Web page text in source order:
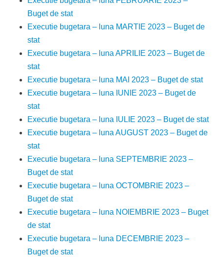
Buget de stat
Executie bugetara – luna MARTIE 2023 – Buget de
stat
Executie bugetara – luna APRILIE 2023 – Buget de
stat
Executie bugetara – luna MAI 2023 – Buget de stat
Executie bugetara – luna IUNIE 2023 – Buget de
stat
Executie bugetara – luna IULIE 2023 – Buget de stat
Executie bugetara – luna AUGUST 2023 – Buget de
stat
Executie bugetara – luna SEPTEMBRIE 2023 –
Buget de stat
Executie bugetara – luna OCTOMBRIE 2023 –
Buget de stat
Executie bugetara – luna NOIEMBRIE 2023 – Buget
de stat
Executie bugetara – luna DECEMBRIE 2023 –
Buget de stat